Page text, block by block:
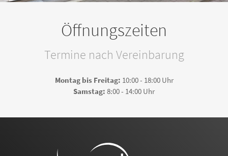
Öffnungszeiten
Termine nach Vereinbarung
Montag bis Freitag: 10:00 - 18:00 Uhr
Samstag: 8:00 - 14:00 Uhr